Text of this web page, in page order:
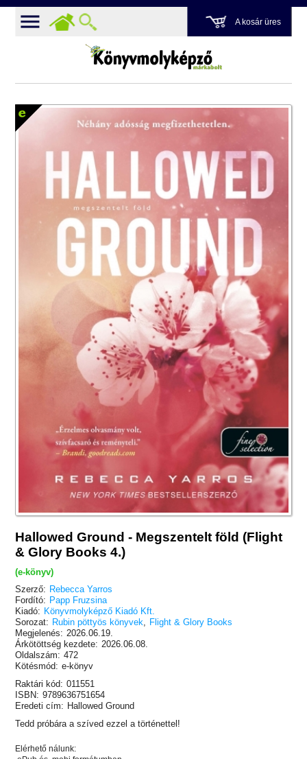
A kosár üres
Hallowed Ground - Megszentelt föld (Flight
& Glory Books 4.)
(e-könyv)
Szerző: Rebecca Yarros
Fordító: Papp Fruzsina
Kiadó: Könyvmolyképző Kiadó Kft.
Sorozat: Rubin pöttyös könyvek
Flight & Glory Books
Megjelenés: 2026.06.19.
Árkötöttség kezdete: 2026.06.08.
Oldalszám: 472
Kötésmód: e-könyv
Raktári kód: 011551
ISBN: 9789636751654
Eredeti cím: Hallowed Ground
Tedd próbára a szíved ezzel a történettel!
Elérhető nálunk: